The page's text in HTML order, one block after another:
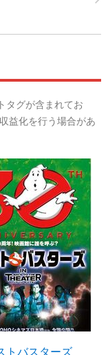
タグが含まれてお
益化を行う場合があ
トバスターズ